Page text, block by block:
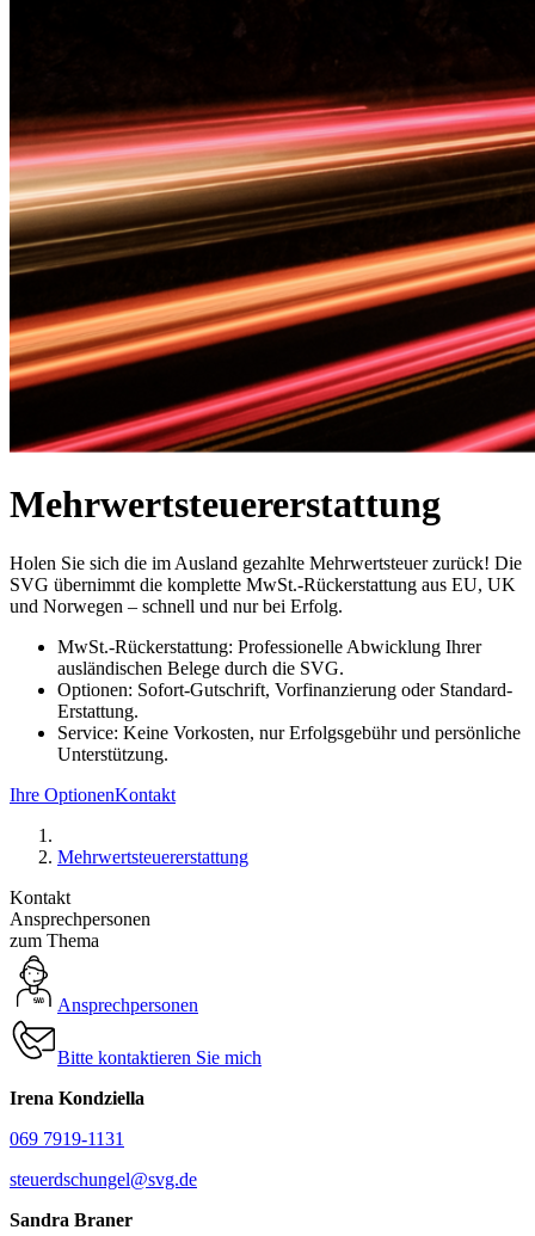
Mehrwertsteuer­erstattung
Holen Sie sich die im Ausland gezahlte Mehrwertsteuer zurück! Die
SVG übernimmt die komplette MwSt.-Rückerstattung aus EU, UK
und Norwegen – schnell und nur bei Erfolg.
MwSt.-Rückerstattung: Professionelle Abwicklung Ihrer
ausländischen Belege durch die SVG.
Optionen: Sofort-Gutschrift, Vorfinanzierung oder Standard-
Erstattung.
Service: Keine Vorkosten, nur Erfolgsgebühr und persönliche
Unterstützung.
Ihre OptionenKontakt
Mehrwertsteuererstattung
Kontakt
Ansprechpersonen
zum Thema
Ansprechpersonen
Bitte kontaktieren Sie mich
Irena Kondziella
069 7919-1131
steuerdschungel@svg.de
Sandra Braner